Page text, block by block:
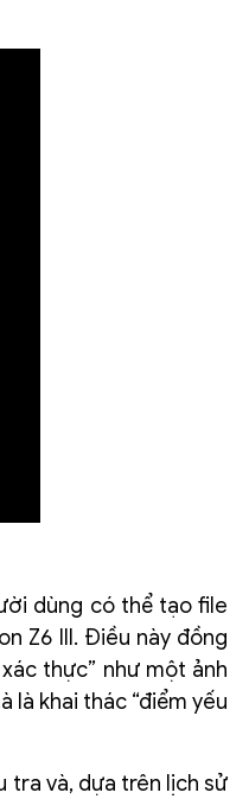
dùng có thể tạo file
Z6 III. Điều này đồng
thực” như một ảnh
là khai thác “điểm yếu
tra và, dựa trên lịch sử